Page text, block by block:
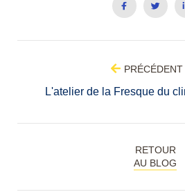
PRÉCÉDENT
L'atelier de la Fresque du
RETOUR
AU BLOG